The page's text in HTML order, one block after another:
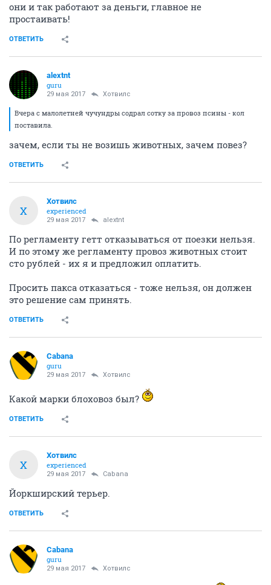
они и так работают за деньги, главное не
простаивать!
ОТВЕТИТЬ
alextnt
guru
29 мая 2017 Хотвилс
Вчера с малолетней чучундры содрал сотку за провоз псины - кол
поставила.
зачем, если ты не возишь животных, зачем повез?
ОТВЕТИТЬ
Х
Хотвилс
experienced
29 мая 2017 alextnt
По регламенту гетт отказываться от поезки нельзя.
И по этому же регламенту провоз животных стоит
сто рублей - их я и предложил оплатить.
Просить пакса отказаться - тоже нельзя, он должен
это решение сам принять.
ОТВЕТИТЬ
Cabana
guru
29 мая 2017 Хотвилс
Какой марки блоховоз был?
ОТВЕТИТЬ
Х
Хотвилс
experienced
29 мая 2017 Cabana
Йоркширский терьер.
ОТВЕТИТЬ
Cabana
guru
29 мая 2017 Хотвилс